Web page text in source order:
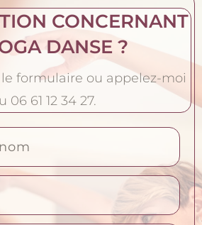
CONCERNANT
DANSE ?
formulaire ou appelez-moi
06 61 12 34 27.